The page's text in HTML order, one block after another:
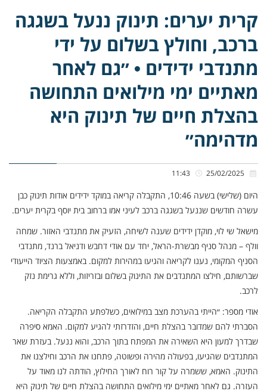
קרית יערים: תינוק ננעל בשגגה
ברכב, וחולץ בשלום על ידי
מתנדבי ידידים • ״גם לאחר
מאתיים ימי מילואים התחושה
בהצלת חיים של תינוק היא
מדהימה״
היום (שלישי) בשעה 10:46, התקבלה קריאה במוקד ידידים אודות תינוק כבן
עשרה חודשים שננעל בשגגה ברכב לעיני אמו ברחוב בית יוסף בקרית יערים.
מישאל שי לוי, מוקדן ידידים שענה לשיחה, הזעיק את מתנדבי האזור. שמחה
וולף – מנהל סניף מבשרת-הראל, יחד עם אודי דחבש ודניאל ברנד, מתנדבי
הסניף המקומי, נענו לקריאה והגיעו במהירות למקום. באמצעות הציוד הייעודי
שברשותם, חילצו המתנדבים את התינוק בשלום ובזריזות, וללא גרימת נזק
לרכב.
אודי מספר: ״הייתי בהערכת מצב במילואים, כשלפתע התקבלה הקריאה.
הסברתי להם שמדובר בהצלת חיים, והזדרזתי להגיע למקום. האמא סיפרה
שבדרך למעון היא השאירה את המפתח בתוך הרכב, והוא ננעל. בעזרת שאר
המתנדבים שהגיעו, בפעולה מהירה ופשוטה, פתחנו את הרכב וחילצנו את
התינוק. האמא, ששמרה על קור רוח לאורך החילוץ, הודתה לנו מאוד על
העזרה. גם לאחר מאתיים ימי מילואים התחושה בהצלת חיים של תינוק היא